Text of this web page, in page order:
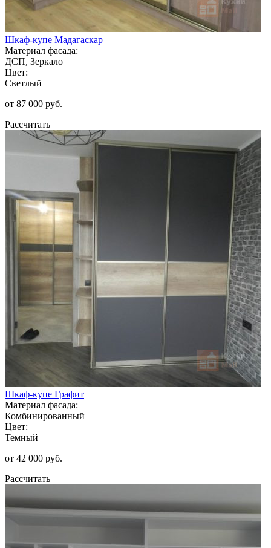
Шкаф-купе Мадагаскар
Материал фасада:
ДСП, Зеркало
Цвет:
Светлый
от 87 000 руб.
Рассчитать
Шкаф-купе Графит
Материал фасада:
Комбинированный
Цвет:
Темный
от 42 000 руб.
Рассчитать